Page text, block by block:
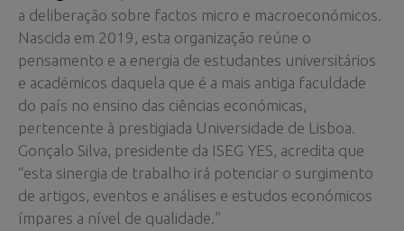
a deliberação sobre factos micro e macroeconómicos.
Nascida em 2019, esta organização reúne o
pensamento e a energia de estudantes universitários
e académicos daquela que é a mais antiga faculdade
do país no ensino das ciências económicas,
pertencente à prestigiada Universidade de Lisboa.
Gonçalo Silva, presidente da ISEG YES, acredita que
“esta sinergia de trabalho irá potenciar o surgimento
de artigos, eventos e análises e estudos económicos
ímpares a nível de qualidade.”